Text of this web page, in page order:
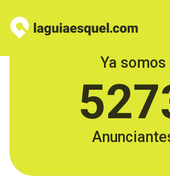
Ya somos